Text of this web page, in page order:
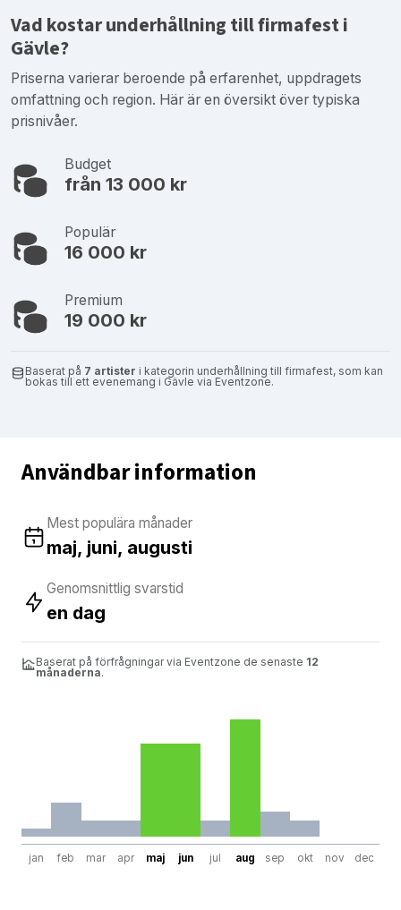
Vad kostar underhållning till firmafest i
Gävle?
Priserna varierar beroende på erfarenhet, uppdragets
omfattning och region. Här är en översikt över typiska
prisnivåer.
Budget
från 13 000 kr
Populär
16 000 kr
Premium
19 000 kr
Baserat på 7 artister i kategorin underhållning till firmafest, som kan
bokas till ett evenemang i Gävle via Eventzone.
Användbar information
Mest populära månader
maj, juni, augusti
Genomsnittlig svarstid
en dag
Baserat på förfrågningar via Eventzone de senaste 12
månaderna.
jan feb mar apr maj jun jul aug sep okt nov dec